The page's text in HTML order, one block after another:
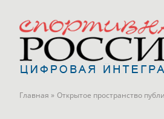
Главная » Открытое пространство